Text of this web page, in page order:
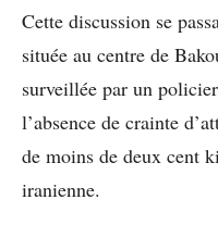
Cette discussion se
située au centre de
surveillée par un
l’absence de crainte
de moins de deux cent
iranienne.